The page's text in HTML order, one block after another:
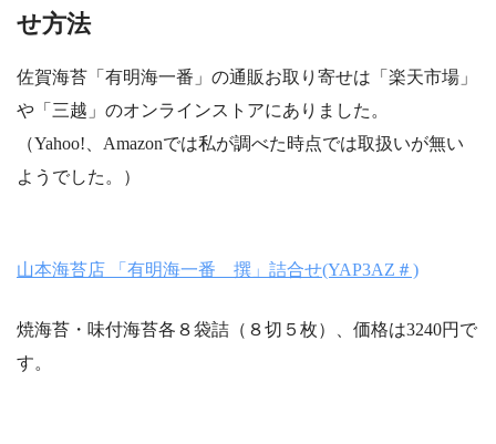
せ方法
佐賀海苔「有明海一番」の通販お取り寄せは「楽天市場」
や「三越」のオンラインストアにありました。
（Yahoo!、Amazonでは私が調べた時点では取扱いが無い
ようでした。）
山本海苔店 「有明海一番 撰」詰合せ(YAP3AZ＃)
焼海苔・味付海苔各８袋詰（８切５枚）、価格は3240円で
す。